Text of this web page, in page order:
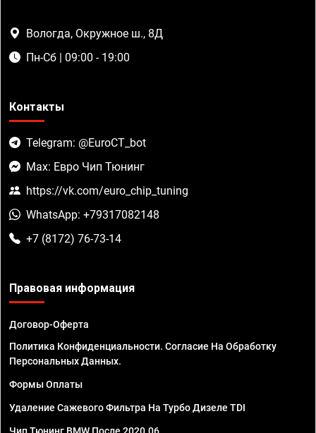
Вологда, Окружное ш., 8Д
Пн-Сб | 09:00 - 19:00
Контакты
Telegram: @EuroCT_bot
Max: Евро Чип Тюнинг
https://vk.com/euro_chip_tuning
WhatsApp: +79317082148
+7 (8172) 76-73-14
Правовая информация
Договор-Оферта
Политика Конфиденциальности. Согласие На Обработку
Персональных Данных.
Формы Оплаты
Удаление Сажевого Фильтра На Турбо Дизеле TDI